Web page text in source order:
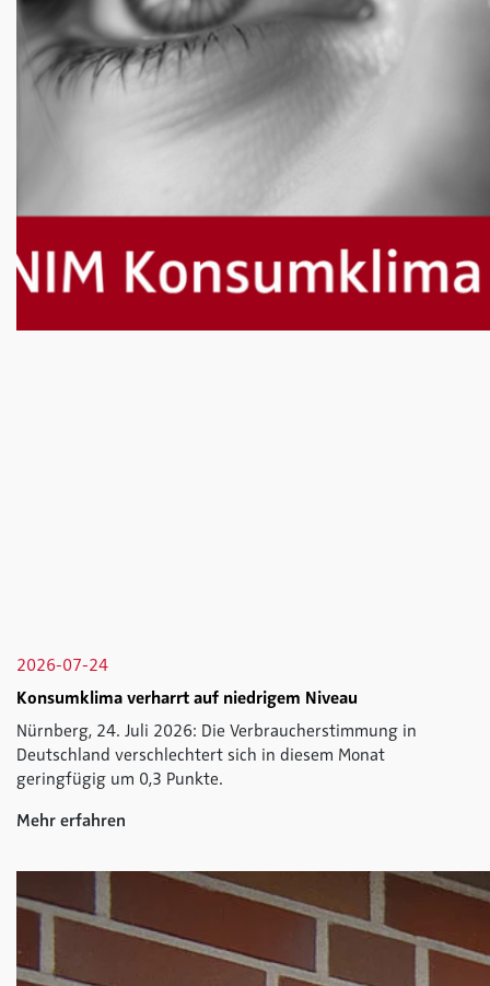
2026-07-24
Konsumklima verharrt auf niedrigem Niveau
Nürnberg, 24. Juli 2026: Die Verbraucherstimmung in
Deutschland verschlechtert sich in diesem Monat
geringfügig um 0,3 Punkte.
Mehr erfahren